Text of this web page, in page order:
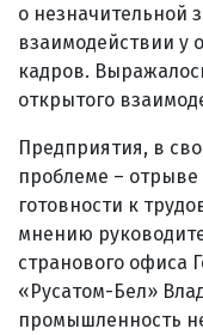
о незначительной
взаимодействии у
кадров.
открытого
Предприятия, в
проблеме –
готовности к
мнению
странового офиса
«Русатом-Бел»
промышленность